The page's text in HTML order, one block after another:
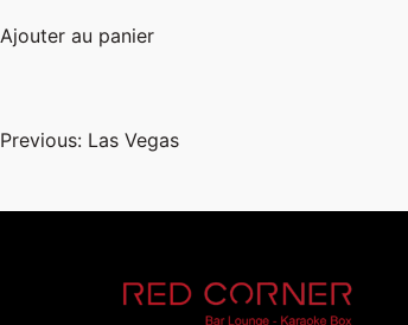
Ajouter au panier
Navigation
Previous: Las Vegas